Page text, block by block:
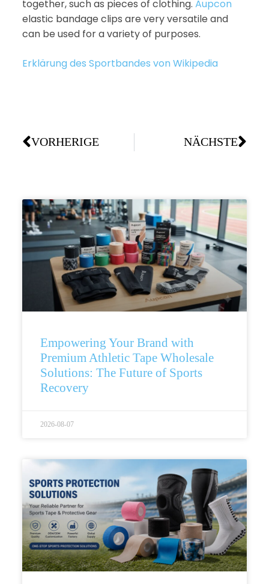
together, such as pieces of clothing. Aupcon
elastic bandage clips are very versatile and
can be used for a variety of purposes.
Erklärung des Sportbandes von Wikipedia
VORHERIGE NÄCHSTE
Empowering Your Brand with
Premium Athletic Tape Wholesale
Solutions: The Future of Sports
Recovery
2026-08-07